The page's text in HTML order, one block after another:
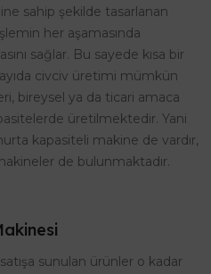
sahip şekilde tasarlanan
her aşamasında
sağlar. Bu sayede kısa bir
civciv üretimi mümkün
bireysel ya da ticari amaca
üretilmektedir. Yani
kapasiteli makine de vardır,
de bulunmaktadır.
sunulan ürünler o kadar